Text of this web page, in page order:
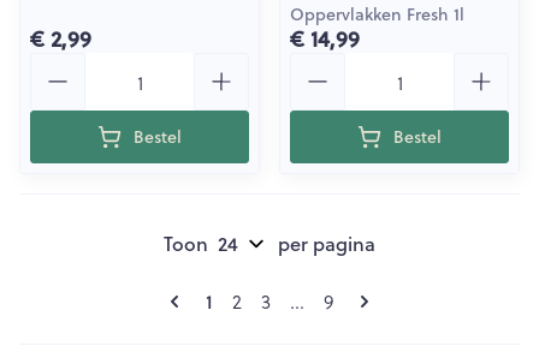
€ 2,99
Bestel
Oppervlakken Fresh 1l
€ 14,99
Bestel
Pagina's
U lees momenteel pagina
1 Pagina
2 Pagina
3 ... Pagina
9
Toon per pagina